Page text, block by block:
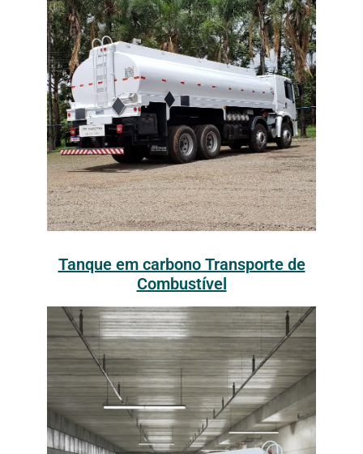
Tanque em carbono Transporte de
Combustível